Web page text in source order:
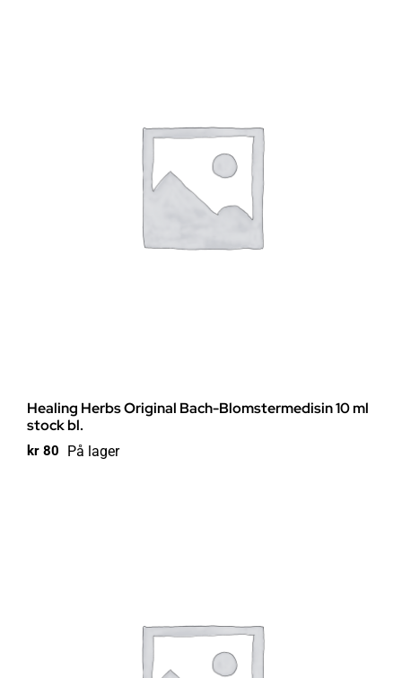
Healing Herbs Original Bach-Blomstermedisin 10 ml
stock bl.
kr 80 På lager